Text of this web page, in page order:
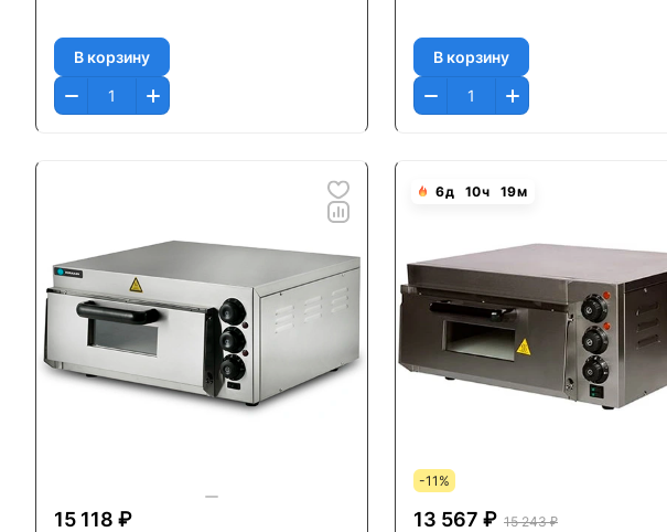
В корзину В корзину
15 118 ₽
6д 10ч 19м
-11%
13 567 ₽ 15 243 ₽